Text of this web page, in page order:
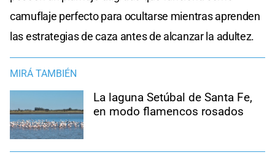
camuflaje perfecto para ocultarse mientras aprenden
las estrategias de caza antes de alcanzar la adultez.
MIRÁ TAMBIÉN
La laguna Setúbal de Santa Fe,
en modo flamencos rosados